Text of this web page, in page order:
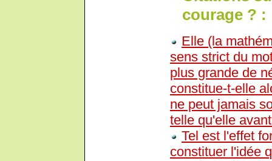
courage ? :
Elle (la
sens strict du
plus grande de
constitue-t-elle
ne peut jamais
telle qu'elle
Tel est l'effet
constituer l'idée